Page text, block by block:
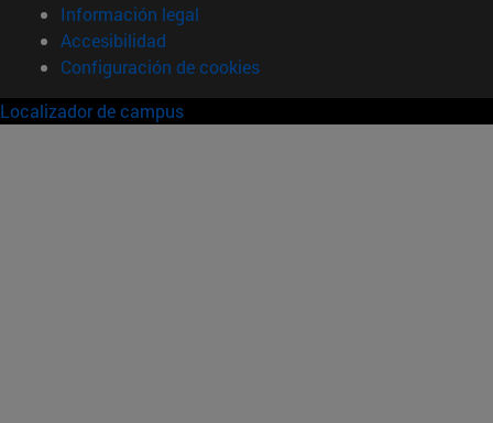
Información legal
Accesibilidad
Configuración de cookies
Localizador de campus